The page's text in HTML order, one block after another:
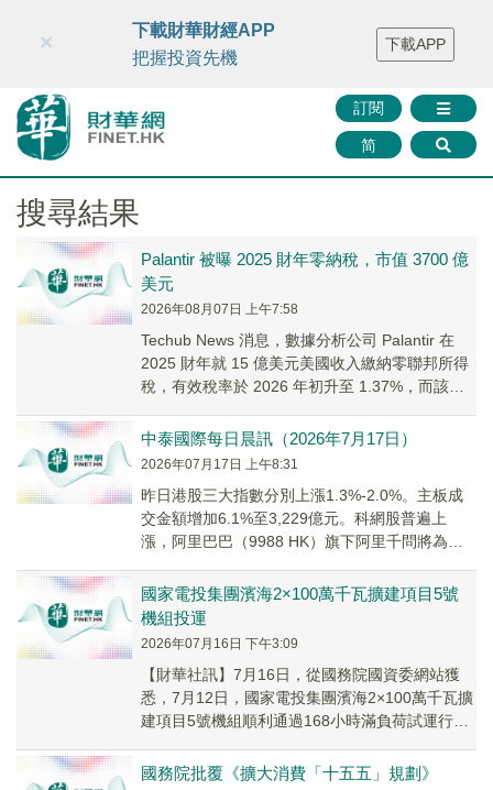
財華智庫網 FINTV FINMETA 財華證券 媒體矩陣
智庫沙龍
聯絡我們
訂閱
简
×
下載財華財經APP
把握投資先機
下載APP
搜尋結果
Palantir 被曝 2025 財年零納稅，市值 3700 億
美元
2026年08月07日 上午7:58
Techub News 消息，數據分析公司 Palantir 在
2025 財年就 15 億美元美國收入繳納零聯邦所得
稅，有效稅率於 2026 年初升至 1.37%，而該公
中泰國際每日晨訊（2026年7月17日）
2026年07月17日 上午8:31
昨日港股三大指數分別上漲1.3%-2.0%。主板成
交金額增加6.1%至3,229億元。科網股普遍上
漲，阿里巴巴（9988 HK）旗下阿里千問將為蘋
國家電投集團濱海2×100萬千瓦擴建項目5號
機組投運
2026年07月16日 下午3:09
【財華社訊】7月16日，從國務院國資委網站獲
悉，7月12日，國家電投集團濱海2×100萬千瓦擴
建項目5號機組順利通過168小時滿負荷試運行，
國務院批覆《擴大消費「十五五」規劃》